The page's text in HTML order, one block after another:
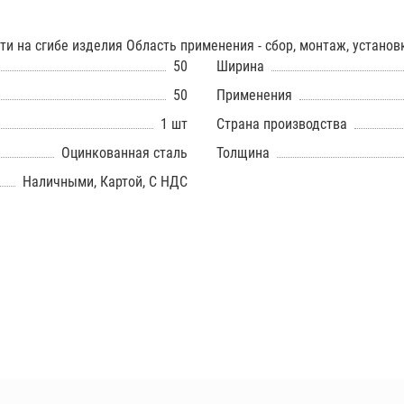
на сгибе изделия Область применения - сбор, монтаж,
50
Ширина
50
Применения
1 шт
Страна производства
Оцинкованная сталь
Толщина
Наличными, Картой, С НДС